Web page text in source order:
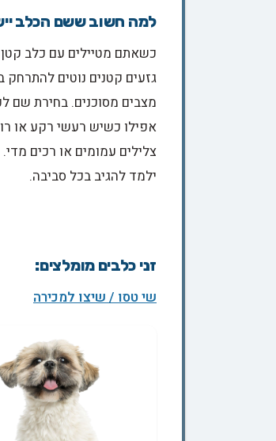
למה חשוב ששם הכלב
כשאתם מטיילים עם כלב
גזעים קטנים נוטים
מצבים מסוכנים. בחירת שם
אפילו כשיש רעשי רקע או
צלילים עמומים או רכים
ילמד להגיב בכל סביבה.
זני כלבים מומלצים:
שי טסו / שיצו למכירה